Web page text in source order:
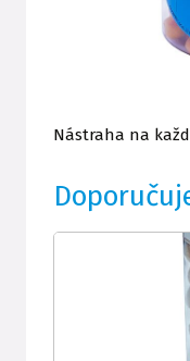
Nástraha na